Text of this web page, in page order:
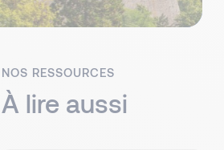
NOS RESSOURCES
À lire aussi